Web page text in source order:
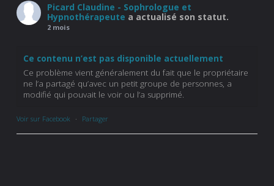
Picard Claudine - Sophrologue et
Hypnothérapeute a actualisé son statut.
2 mois
Ce contenu n’est pas disponible actuellement
Ce problème vient généralement du fait que le propriétaire
ne l’a partagé qu’avec un petit groupe de personnes, a
modifié qui pouvait le voir ou l’a supprimé.
Voir sur Facebook · Partager